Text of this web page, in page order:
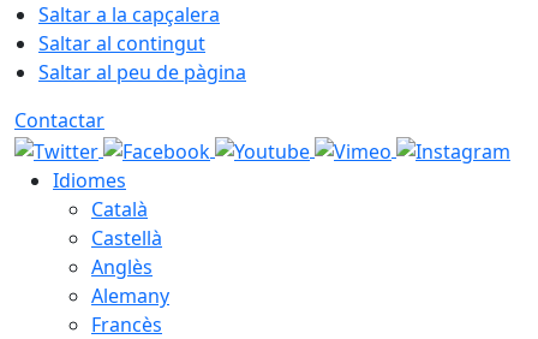
Saltar a la capçalera
Saltar al contingut
Saltar al peu de pàgina
Contactar
Idiomes
Català
Castellà
Anglès
Alemany
Francès